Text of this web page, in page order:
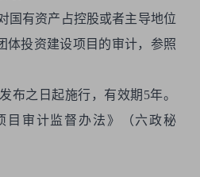
国有资产占控股或者主导地位
体投资建设项目的审计，参照
布之日起施行，有效期5年。
目审计监督办法》（六政秘